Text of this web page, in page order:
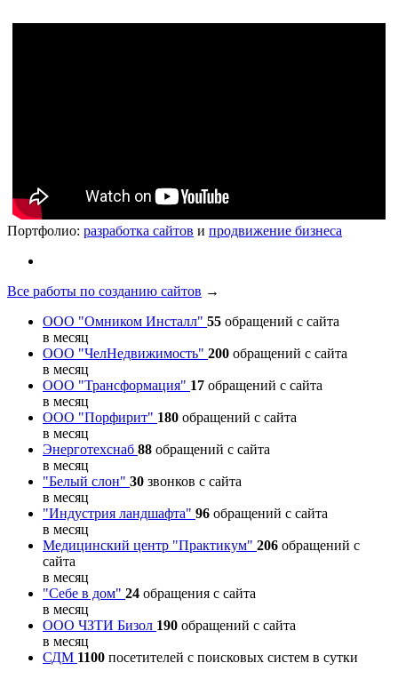
Портфолио: разработка сайтов и продвижение бизнеса
Все работы по созданию сайтов →
ООО "Омником Инсталл" 55 обращений с сайта
в месяц
ООО "ЧелНедвижимость" 200 обращений с сайта
в месяц
ООО "Трансформация" 17 обращений с сайта
в месяц
ООО "Порфирит" 180 обращений с сайта
в месяц
Энерготехснаб 88 обращений с сайта
в месяц
"Белый слон" 30 звонков с сайта
в месяц
"Индустрия ландшафта" 96 обращений с сайта
в месяц
Медицинский центр "Практикум" 206 обращений с
сайта
в месяц
"Себе в дом" 24 обращения с сайта
в месяц
ООО ЧЗТИ Бизол 190 обращений с сайта
в месяц
СДМ 1100 посетителей с поисковых систем в сутки